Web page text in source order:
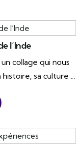
l’Inde
collage qui nous
sa culture ...